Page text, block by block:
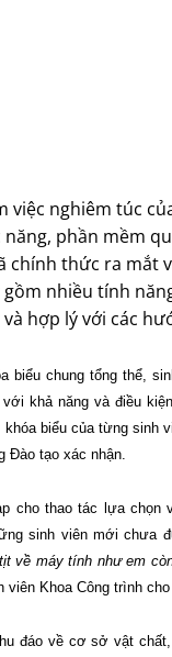
việc nghiêm túc
phần mềm
chính thức ra mắt
nhiều tính
hợp lý với các
biểu chung tổng thể,
khả năng và điều
biểu của từng sinh
Đào tạo xác nhận.
cho thao tác lựa chọn
sinh viên mới chưa
về máy tính như em
viên Khoa Công trình cho
đáo về cơ sở vật chất,